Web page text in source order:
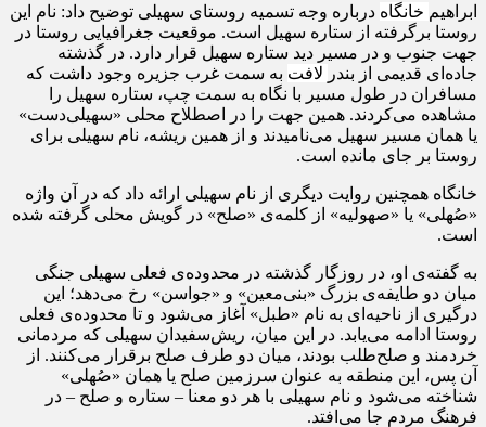
ابراهیم خانگاه درباره وجه تسمیه روستای سهیلی توضیح داد: نام این
روستا برگرفته از ستاره سهیل است. موقعیت جغرافیایی روستا در
جهت جنوب و در مسیر دید ستاره سهیل قرار دارد. در گذشته
جاده‌ای قدیمی از بندر لافت به سمت غرب جزیره وجود داشت که
مسافران در طول مسیر با نگاه به سمت چپ، ستاره سهیل را
مشاهده می‌کردند. همین جهت را در اصطلاح محلی «سهیلی‌دست»
یا همان مسیر سهیل می‌نامیدند و از همین ریشه، نام سهیلی برای
روستا بر جای مانده است.
خانگاه همچنین روایت دیگری از نام سهیلی ارائه داد که در آن واژه
«صُهلی» یا «صهولیه» از کلمه‌ی «صلح» در گویش محلی گرفته شده
است.
به گفته‌ی او، در روزگار گذشته در محدوده‌ی فعلی سهیلی جنگی
میان دو طایفه‌ی بزرگ «بنی‌معین» و «جواسن» رخ می‌دهد؛ این
درگیری از ناحیه‌ای به نام «طبل» آغاز می‌شود و تا محدوده‌ی فعلی
روستا ادامه می‌یابد. در این میان، ریش‌سفیدان سهیلی که مردمانی
خردمند و صلح‌طلب بودند، میان دو طرف صلح برقرار می‌کنند. از
آن پس، این منطقه به عنوان سرزمین صلح یا همان «صُهلی»
شناخته می‌شود و نام سهیلی با هر دو معنا – ستاره و صلح – در
فرهنگ مردم جا می‌افتد.